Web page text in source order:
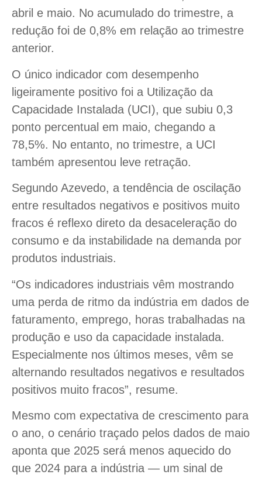
abril e maio. No acumulado do trimestre, a
redução foi de 0,8% em relação ao trimestre
anterior.
O único indicador com desempenho
ligeiramente positivo foi a Utilização da
Capacidade Instalada (UCI), que subiu 0,3
ponto percentual em maio, chegando a
78,5%. No entanto, no trimestre, a UCI
também apresentou leve retração.
Segundo Azevedo, a tendência de oscilação
entre resultados negativos e positivos muito
fracos é reflexo direto da desaceleração do
consumo e da instabilidade na demanda por
produtos industriais.
“Os indicadores industriais vêm mostrando
uma perda de ritmo da indústria em dados de
faturamento, emprego, horas trabalhadas na
produção e uso da capacidade instalada.
Especialmente nos últimos meses, vêm se
alternando resultados negativos e resultados
positivos muito fracos”, resume.
Mesmo com expectativa de crescimento para
o ano, o cenário traçado pelos dados de maio
aponta que 2025 será menos aquecido do
que 2024 para a indústria — um sinal de